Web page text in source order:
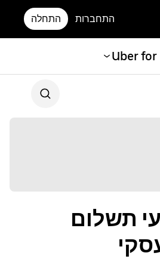
התחברות התחלה
Uber for
תשלום